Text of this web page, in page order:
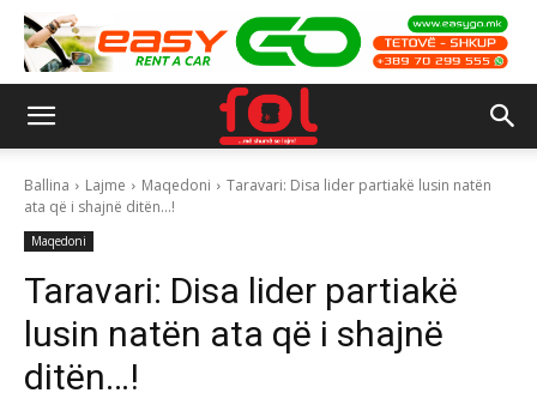
Ballina Lajme Maqedoni
Taravari: Disa lider partiakë lusin natën
ata që i shajnë ditën...!
Maqedoni
Taravari: Disa lider partiakë
lusin natën ata që i shajnë
ditën…!